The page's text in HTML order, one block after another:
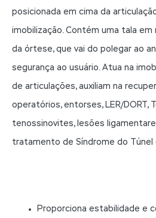
posicionada em cima da
imobilização. Contém uma tala em
da órtese, que vai do polegar ao
segurança ao usuário. Atua na
de articulações, auxiliam na
operatórios, entorses, LER/DORT,
tenossinovites, lesões
tratamento de Síndrome do Túnel
Proporciona estabilidade e